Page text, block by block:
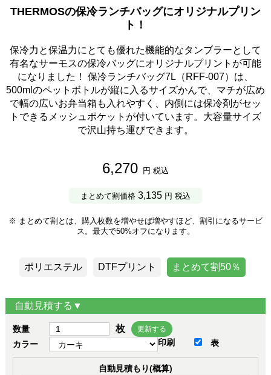
THERMOSの保冷ランチバッグにオリジナルプリン
ト！
保冷力と保温力にとても優れた機能的なタンブラーとして
有名なサーモスの保冷バッグにオリジナルプリントが可能
になりました！ 保冷ランチバッグ7L（RFF-007）は、
500mlのペットボトルが縦に入るサイズかんで、マチが広め
で幅の広いお弁当箱も入れやすく、内側には保冷剤がセッ
トできるメッシュポケットが付いています。大容量サイズ
で沢山持ち運びできます。
6,270 円 税込
まとめて割価格 3,135 円 税込
※ まとめて割とは、購入枚数を増やせば増やすほど、割引になるサービ
ス。最大で50%オフになります。
ポリエステル DTFプリント まとめて割50％
自動見積する▼
数量 枚 更新する
カラー 印刷 表
自動見積もり(概算)